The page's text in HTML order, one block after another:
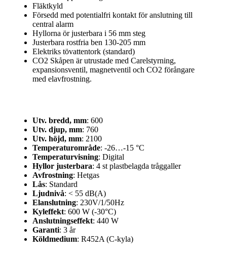
Fläktkyld
Försedd med potentialfri kontakt för anslutning till
central alarm
Hyllorna ör justerbara i 56 mm steg
Justerbara rostfria ben 130-205 mm
Elektriks tövattentork (standard)
CO2 Skåpen är utrustade med Carelstyrning,
expansionsventil, magnetventil och CO2 förångare
med elavfrostning.
Utv. bredd, mm: 600
Utv. djup, mm: 760
Utv. höjd, mm: 2100
Temperaturområde: -26…-15 °C
Temperaturvisning: Digital
Hyllor justerbara: 4 st plastbelagda tråggaller
Avfrostning: Hetgas
Lås: Standard
Ljudnivå: < 55 dB(A)
Elanslutning: 230V/1/50Hz
Kyleffekt: 600 W (-30°C)
Anslutningseffekt: 440 W
Garanti: 3 år
Köldmedium: R452A (C-kyla)